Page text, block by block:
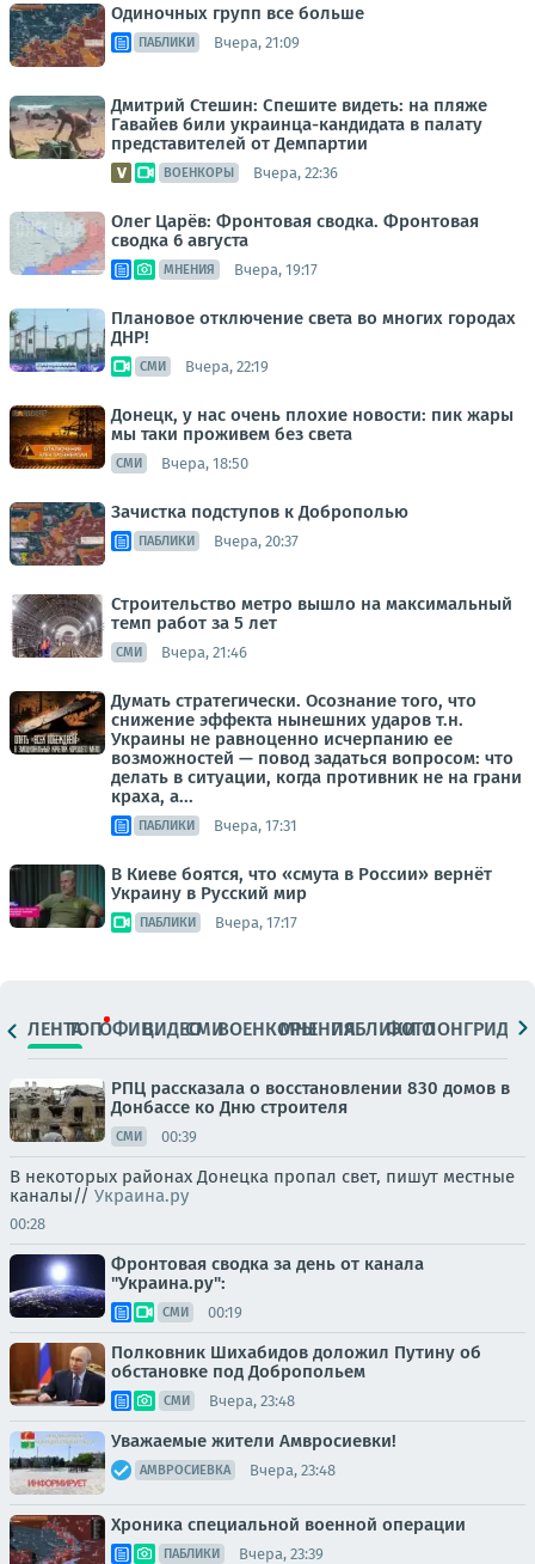
Одиночных групп все больше
ПАБЛИКИ Вчера, 21:09
Дмитрий Стешин: Спешите видеть: на пляже
Гавайев били украинца-кандидата в палату
представителей от Демпартии
ВОЕНКОРЫ Вчера, 22:36
Олег Царёв: Фронтовая сводка. Фронтовая
сводка 6 августа
МНЕНИЯ Вчера, 19:17
Плановое отключение света во многих городах
ДНР!
СМИ Вчера, 22:19
Донецк, у нас очень плохие новости: пик жары
мы таки проживем без света
СМИ Вчера, 18:50
Зачистка подступов к Доброполью
ПАБЛИКИ Вчера, 20:37
Строительство метро вышло на максимальный
темп работ за 5 лет
СМИ Вчера, 21:46
Думать стратегически. Осознание того, что
снижение эффекта нынешних ударов т.н.
Украины не равноценно исчерпанию ее
возможностей — повод задаться вопросом: что
делать в ситуации, когда противник не на грани
краха, а...
ПАБЛИКИ Вчера, 17:31
В Киеве боятся, что «смута в России» вернёт
Украину в Русский мир
ПАБЛИКИ Вчера, 17:17
ЛЕНТАТОПОФИЦ.ВИДЕОСМИВОЕНКОРЫМНЕНИЯПАБЛИКИ
ФОТОЛОНГРИДЫ
РПЦ рассказала о восстановлении 830 домов в
Донбассе ко Дню строителя
СМИ 00:39
В некоторых районах Донецка пропал свет, пишут местные
каналы// Украина.ру
00:28
Фронтовая сводка за день от канала
"Украина.ру":
СМИ 00:19
Полковник Шихабидов доложил Путину об
обстановке под Добропольем
СМИ Вчера, 23:48
Уважаемые жители Амвросиевки!
АМВРОСИЕВКА Вчера, 23:48
Хроника специальной военной операции
ПАБЛИКИ Вчера, 23:39